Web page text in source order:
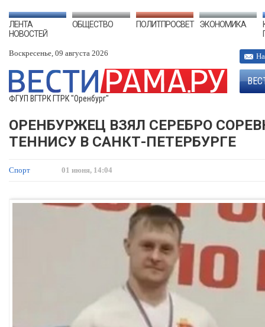
ЛЕНТА
НОВОСТЕЙ
ОБЩЕСТВО ПОЛИТПРОСВЕТ ЭКОНОМИКА
Воскресенье, 09 августа 2026
ФГУП ВГТРК ГТРК "Оренбург"
ОРЕНБУРЖЕЦ ВЗЯЛ СЕРЕБРО
ТЕННИСУ В САНКТ-ПЕТЕРБУРГЕ
Спорт 01 июня, 14:04